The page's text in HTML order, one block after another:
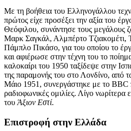
Με τη βοήθεια του Ελληνογάλλου
πρώτος είχε προσέξει την αξία του
Θεόφιλου, συνάντησε τους μεγάλους
Μαρκ Σαγκάλ, Αλμπέρτο Τζιακομέτι,
Πάμπλο Πικάσο, για του οποίου το
και αφιέρωσε στην τέχνη του το
καλοκαίρι του 1950 ταξίδεψε στην
της παραμονής του στο Λονδίνο, από
Μάιο 1951, συνεργάστηκε με το BBC
ραδιοφωνικές ομιλίες. Λίγο νωρίτερα
του Άξιον Εστί.
Επιστροφή στην Ελλάδα